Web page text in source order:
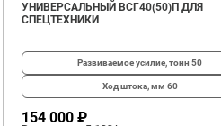
УНИВЕРСАЛЬНЫЙ ВСГ40(50)П ДЛЯ
СПЕЦТЕХНИКИ
Развиваемое усилие, тонн 50
Ход штока, мм 60
154 000 ₽